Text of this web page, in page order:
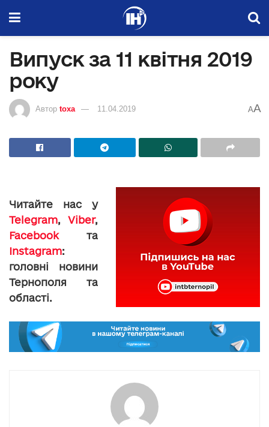
Випуск за 11 квітня 2019
року
Автор toxa 11.04.2019 AA
Читайте нас у
Telegram, Viber,
Facebookта
Instagram:
головні новини
Тернополя та
області.